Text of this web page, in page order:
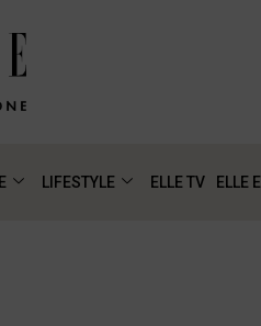
LIFESTYLE ELLE TV ELLE